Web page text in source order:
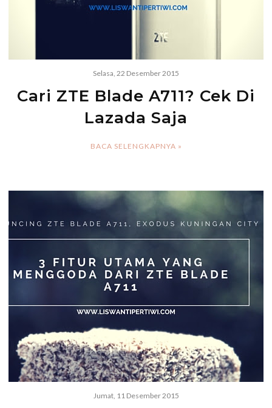
Selasa, 22 Desember 2015
Cari ZTE Blade A711? Cek Di
Lazada Saja
BACA SELENGKAPNYA »
Jumat, 11 Desember 2015